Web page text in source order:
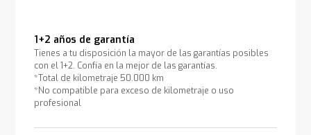
1+2 años de garantía
Tienes a tu disposición la mayor de las garantías posibles
con el 1+2. Confía en la mejor de las garantías.
*Total de kilometraje 50.000 km
*No compatible para exceso de kilometraje o uso
profesional